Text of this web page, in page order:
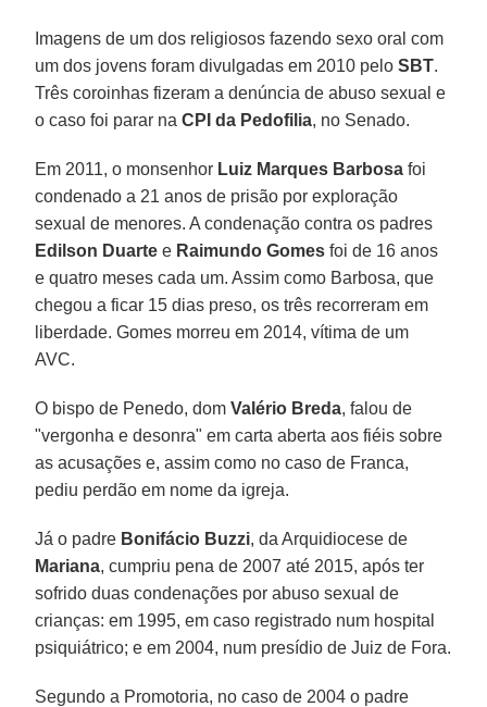
Imagens de um dos religiosos fazendo sexo oral com
um dos jovens foram divulgadas em 2010 peloSBT.
Três coroinhas fizeram a denúncia de abuso sexual e
o caso foi parar naCPI da Pedofilia, no Senado.
Em 2011, o monsenhor Luiz Marques Barbosa foi
condenado a 21 anos de prisão por exploração
sexual de menores. A condenação contra os padres
Edilson Duarte e Raimundo Gomes foi de 16 anos
e quatro meses cada um. Assim como Barbosa, que
chegou a ficar 15 dias preso, os três recorreram em
liberdade. Gomes morreu em 2014, vítima de um
AVC.
O bispo de Penedo, domValério Breda, falou de
"vergonha e desonra" em carta aberta aos fiéis sobre
as acusações e, assim como no caso de Franca,
pediu perdão em nome da igreja.
Já o padre Bonifácio Buzzi, da Arquidiocese de
Mariana, cumpriu pena de 2007 até 2015, após ter
sofrido duas condenações por abuso sexual de
crianças: em 1995, em caso registrado num hospital
psiquiátrico; e em 2004, num presídio de Juiz de Fora.
Segundo a Promotoria, no caso de 2004 o padre